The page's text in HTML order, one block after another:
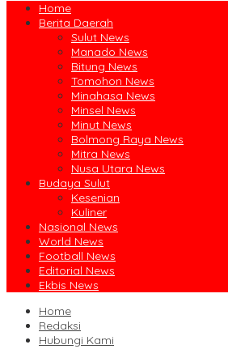
Home
Berita Daerah
Sulut News
Manado News
Bitung News
Tomohon News
Minahasa News
Minsel News
Minut News
Bolmong Raya News
Mitra News
Nusa Utara News
Budaya Sulut
Kesenian
Kuliner
Nasional News
World News
Football News
Editorial News
Ekbis News
Home
Redaksi
Hubungi Kami